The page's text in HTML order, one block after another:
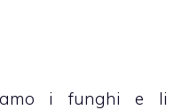
i funghi e li